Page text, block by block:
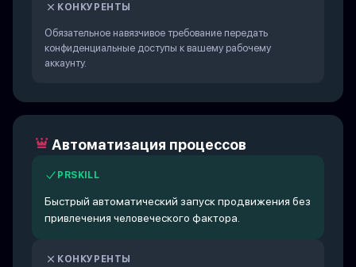
КОНКУРЕНТЫ
Обязательное навязчивое требование передать
конфиденциальные доступы к вашему рабочему
аккаунту.
Автоматизация процессов
PRSKILL
Быстрый автоматический запуск продвижения без
привлечения человеческого фактора.
КОНКУРЕНТЫ